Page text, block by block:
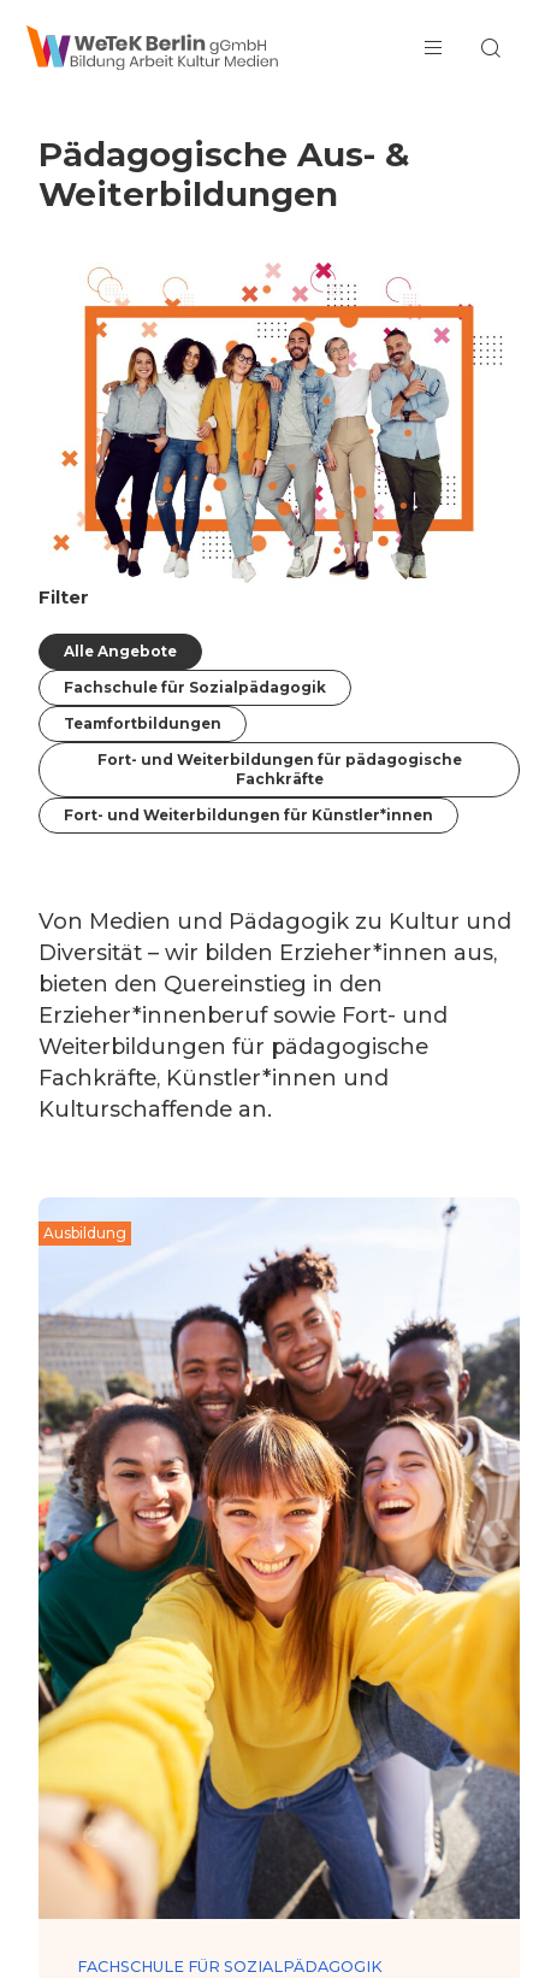
zum Inhalt springen
Pädagogische Aus- &
Weiter­bildungen
Filter
Alle Angebote
Fachschule für Sozialpädagogik
Teamfortbildungen
Fort- und Weiterbildungen für pädagogische
Fachkräfte
Fort- und Weiterbildungen für Künstler*innen
Von Medien und Pädagogik zu Kultur und
Diversität – wir bilden Erzieher*innen aus,
bieten den Quereinstieg in den
Erzieher*innenberuf sowie Fort- und
Weiterbildungen für pädagogische
Fachkräfte, Künstler*innen und
Kulturschaffende an.
Ausbildung
FACHSCHULE FÜR SOZIALPÄDAGOGIK